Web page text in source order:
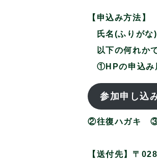
【申込み方法】
氏名(ふりがな
以下の何れか
①HPの申込み
参加申し込
②往復ハガキ ③
【送付先】〒